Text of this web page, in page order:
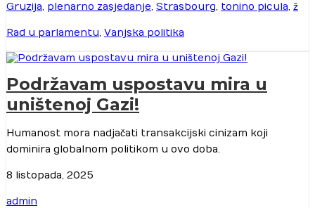
Gruzija, plenarno zasjedanje, Strasbourg, tonino picula, ž
Rad u parlamentu, Vanjska politika
Podržavam uspostavu mira u
uništenoj Gazi!
Humanost mora nadjačati transakcijski cinizam koji
dominira globalnom politikom u ovo doba.
8 listopada, 2025
admin